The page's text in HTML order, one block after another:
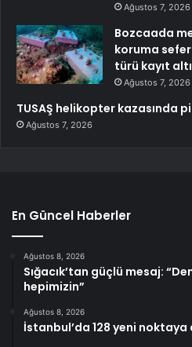
Ağustos 7, 2026
Bozcaada
koruma
türü kayıt
Ağustos 7, 2026
TUSAŞ helikopter kazasında
Ağustos 7, 2026
En Güncel Haberler
Ağustos 8, 2026
Sığacık’tan güçlü mesaj:
hepimizin”
Ağustos 8, 2026
İstanbul’da 128 yeni noktaya